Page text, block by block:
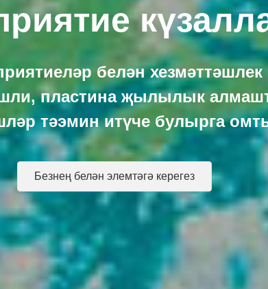
белән
пластина җылылык
тәэмин итүче булырга
Безнең белән элемтәгә керегез